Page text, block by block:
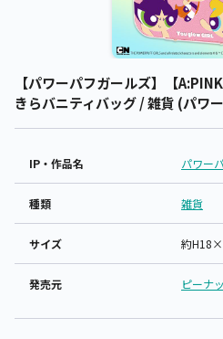
【パワーパフガールズ】【
きらバニティバッグ / 雑貨 (パワ
IP・作品名 パワー
種類 雑貨
サイズ 約
発売元 ピーナ